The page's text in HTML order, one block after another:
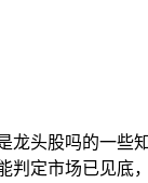
龙头股吗的一些
定市场已见底